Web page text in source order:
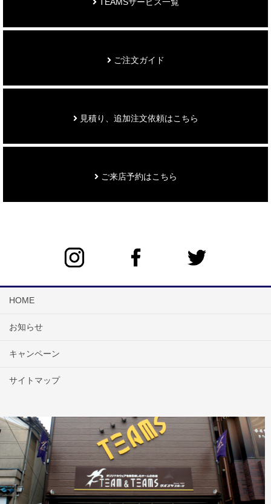
ご注文ガイド
見積り、追加注文依頼はこちら
ご来店予約はこちら
HOME
お知らせ
キャンペーン
サイトマップ